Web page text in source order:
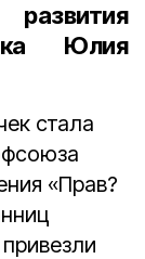
Юлия
стала
«Прав?